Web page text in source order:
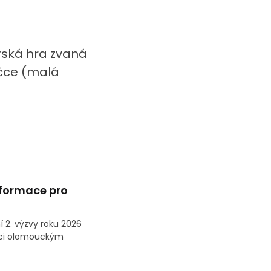
hra zvaná
(malá
pro
výzvy roku 2026
olomouckým